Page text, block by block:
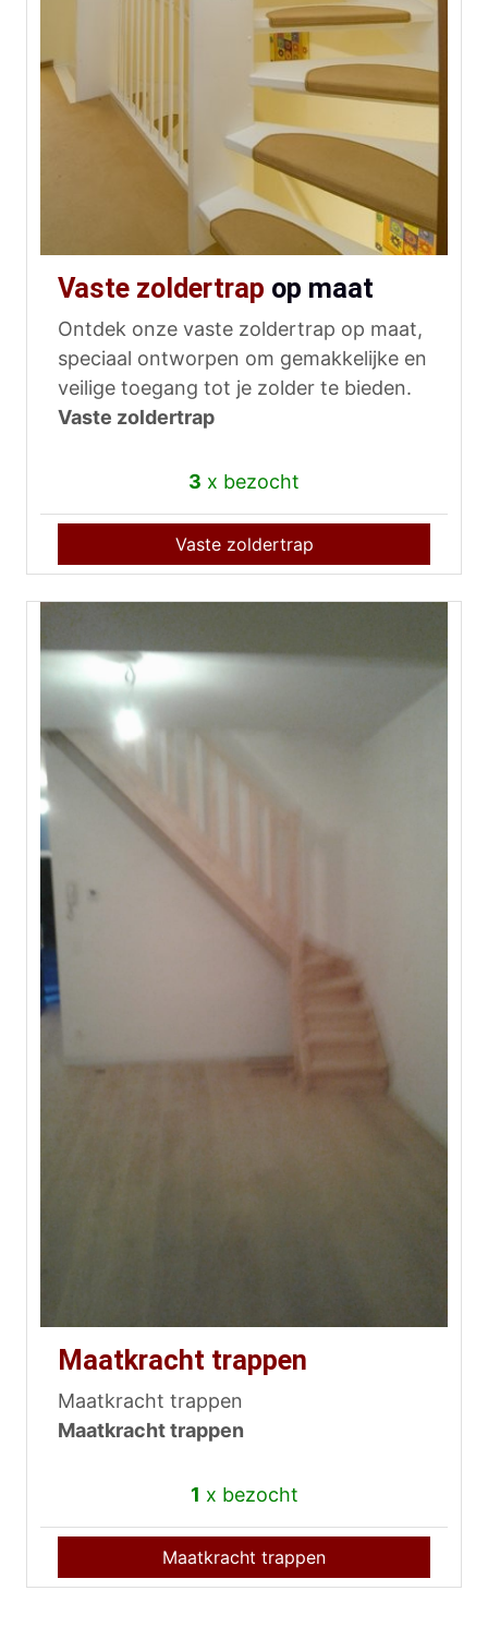
Vaste zoldertrap op maat
Ontdek onze vaste zoldertrap op maat,
speciaal ontworpen om gemakkelijke en
veilige toegang tot je zolder te bieden.
Vaste zoldertrap
3 x bezocht
Vaste zoldertrap
Maatkracht trappen
Maatkracht trappen
Maatkracht trappen
1 x bezocht
Maatkracht trappen